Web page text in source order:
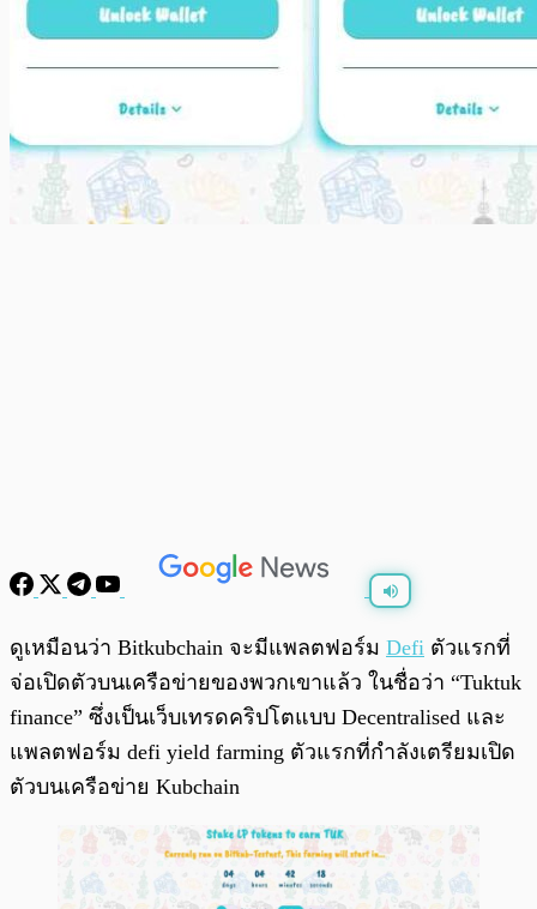
พร้อมเล่น /
ดูเหมือนว่า Bitkubchain จะมีแพลตฟอร์ม Defi ตัวแรกที่
จ่อเปิดตัวบนเครือข่ายของพวกเขาแล้ว ในชื่อว่า “Tuktuk
finance” ซึ่งเป็นเว็บเทรดคริปโตแบบ Decentralised และ
แพลตฟอร์ม defi yield farming ตัวแรกที่กำลังเตรียมเปิด
ตัวบนเครือข่าย Kubchain